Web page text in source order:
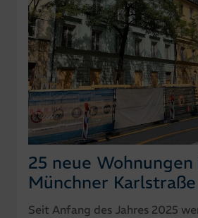
25 neue
Münchner Karlstraße
Seit Anfang des Jahres 2025